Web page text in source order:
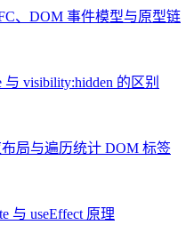
、DOM 事件模型与原型链
visibility:hidden 的区别
局与遍历统计 DOM 标签
与 useEffect 原理